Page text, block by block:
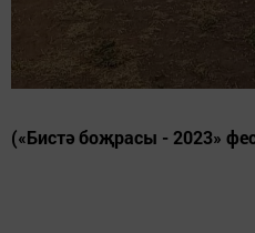
(«Бистә боҗрасы - 2023»